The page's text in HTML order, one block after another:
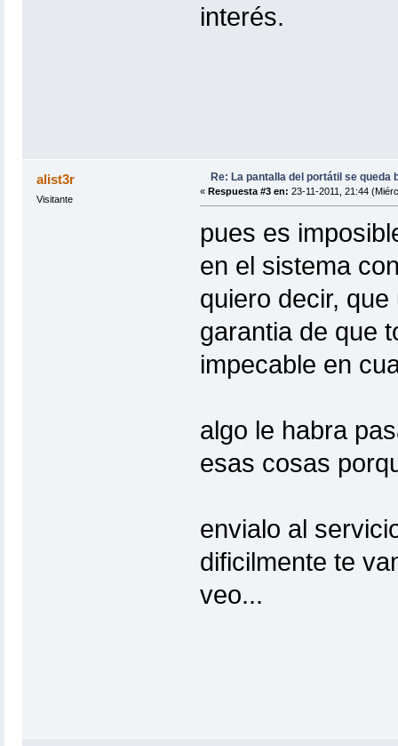
interés.
alist3r
Visitante
Re: La pantalla del portátil se queda
« Respuesta #3 en: 23-11-2011, 21:44
pues es
en el sistema
quiero decir,
garantia de que
impecable en
algo le habra
esas cosas
envialo al
dificilmente te
veo...